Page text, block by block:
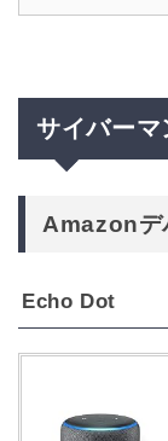
サイバーマ
Amazonデ
Echo Dot